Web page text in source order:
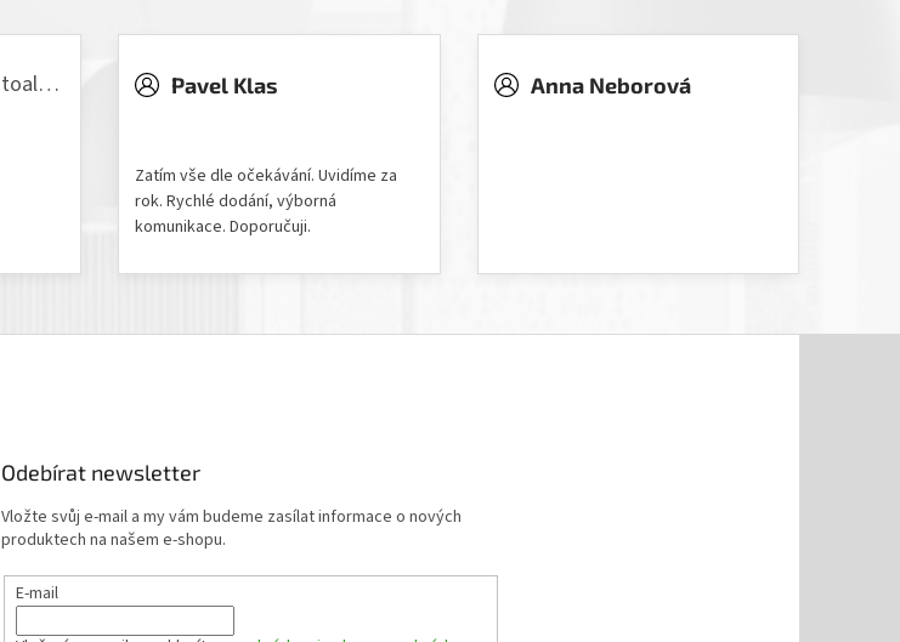
VILLA 9010-12 Separační toaleta, 230/12V Pavel Klas
Zatím vše dle očekávání. Uvidíme za
rok. Rychlé dodání, výborná
komunikace. Doporučuji.
Anna Neborová
Odebírat newsletter
Vložte svůj e-mail a my vám budeme zasílat informace o nových
produktech na našem e-shopu.
E-mail